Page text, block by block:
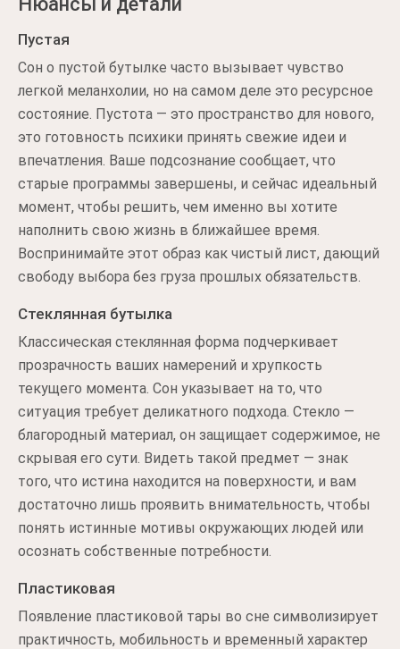
Пустая
Сон о пустой бутылке часто вызывает чувство
легкой меланхолии, но на самом деле это ресурсное
состояние. Пустота — это пространство для нового,
это готовность психики принять свежие идеи и
впечатления. Ваше подсознание сообщает, что
старые программы завершены, и сейчас идеальный
момент, чтобы решить, чем именно вы хотите
наполнить свою жизнь в ближайшее время.
Воспринимайте этот образ как чистый лист, дающий
свободу выбора без груза прошлых обязательств.
Стеклянная бутылка
Классическая стеклянная форма подчеркивает
прозрачность ваших намерений и хрупкость
текущего момента. Сон указывает на то, что
ситуация требует деликатного подхода. Стекло —
благородный материал, он защищает содержимое, не
скрывая его сути. Видеть такой предмет — знак
того, что истина находится на поверхности, и вам
достаточно лишь проявить внимательность, чтобы
понять истинные мотивы окружающих людей или
осознать собственные потребности.
Пластиковая
Появление пластиковой тары во сне символизирует
практичность, мобильность и временный характер